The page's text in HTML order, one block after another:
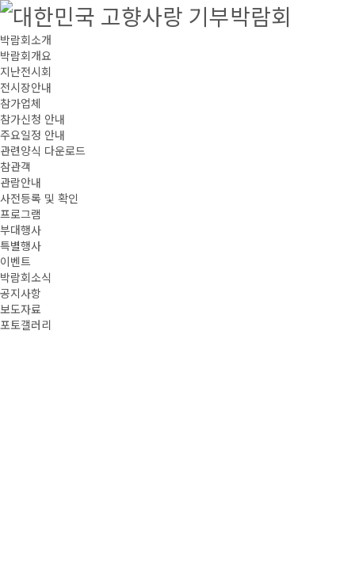
박람회소개
박람회개요
지난전시회
전시장안내
참가업체
참가신청 안내
주요일정 안내
관련양식 다운로드
참관객
관람안내
사전등록 및 확인
프로그램
부대행사
특별행사
이벤트
박람회소식
공지사항
보도자료
포토갤러리